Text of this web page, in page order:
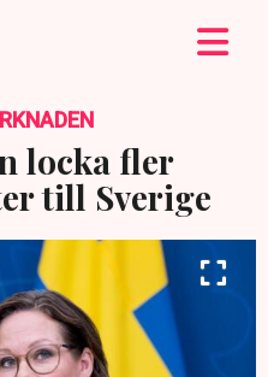
locka fler
till Sverige